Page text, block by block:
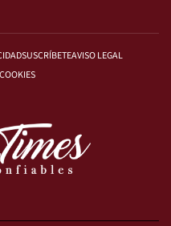
SUSCRÍBETEAVISO LEGAL